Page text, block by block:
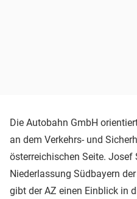
Die Autobahn GmbH
an dem Verkehrs- und
österreichischen Seite. Josef
Niederlassung Südbayern
gibt der AZ einen Einblick in